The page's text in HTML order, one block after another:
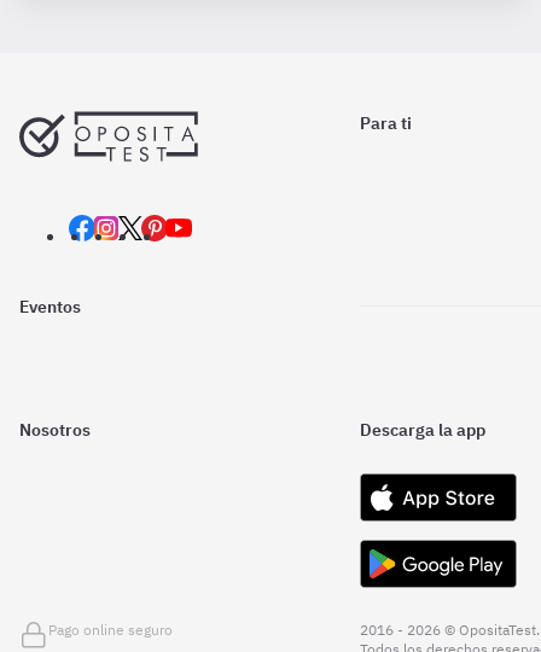
Para ti
Eventos
Nosotros Descarga la app
Pago online seguro
2016 - 2026 © OpositaTest.